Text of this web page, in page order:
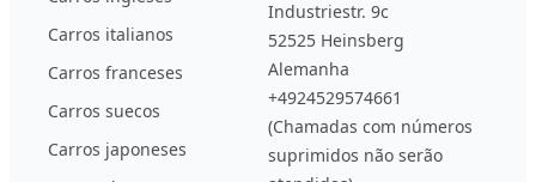
Carros italianos
Carros franceses
Carros suecos
Carros japoneses
Industriestr. 9c
52525 Heinsberg
Alemanha
+4924529574661
(Chamadas com números
suprimidos não serão